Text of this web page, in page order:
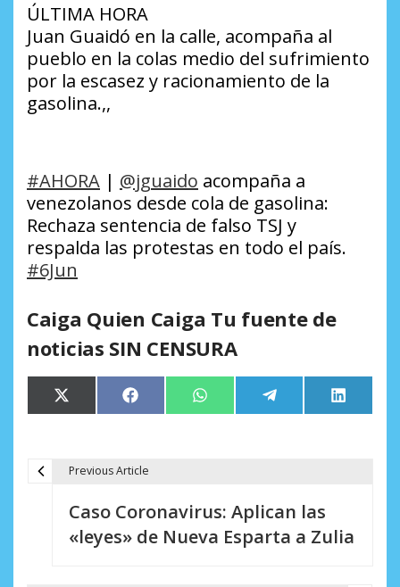
ÚLTIMA HORA
Juan Guaidó en la calle, acompaña al
pueblo en la colas medio del sufrimiento
por la escasez y racionamiento de la
gasolina.,,
#AHORA | @jguaido acompaña a
venezolanos desde cola de gasolina:
Rechaza sentencia de falso TSJ y
respalda las protestas en todo el país.
#6Jun
Caiga Quien Caiga Tu fuente de
noticias SIN CENSURA
Compartir
en
X
(Twitter)
Compartir
en
Facebook Compartir
en
WhatsApp Compartir
en
Telegram
en
LinkedIn
Previous Article
Caso Coronavirus: Aplican las
«leyes» de Nueva Esparta a Zulia